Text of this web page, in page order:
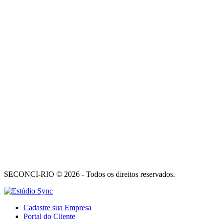
SECONCI-RIO © 2026 - Todos os direitos reservados.
Cadastre sua Empresa
Portal do Cliente